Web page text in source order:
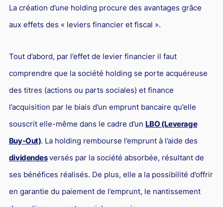
La création d’une holding procure des avantages grâce
aux effets des « leviers financier et fiscal ».
Tout d’abord, par l’effet de levier financier il faut
comprendre que la société holding se porte acquéreuse
des titres (actions ou parts sociales) et finance
l’acquisition par le biais d’un emprunt bancaire qu’elle
souscrit elle-même dans le cadre d’un LBO (Leverage
Buy-Out). La holding rembourse l’emprunt à l’aide des
dividendesversés par la société absorbée, résultant de
ses bénéfices réalisés. De plus, elle a la possibilité d’offrir
en garantie du paiement de l’emprunt, le nantissement